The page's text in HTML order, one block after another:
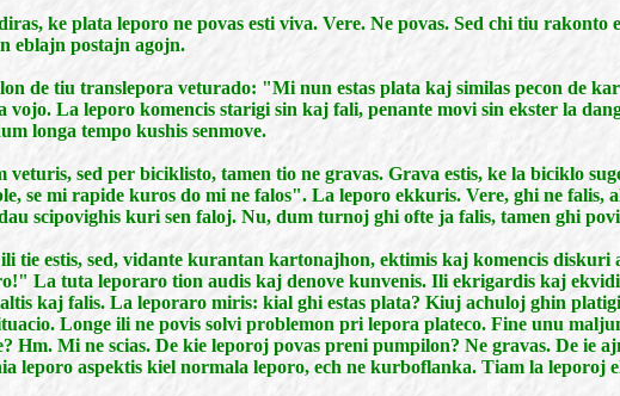
ke plata leporo ne povas esti viva. Vere. Ne povas. Sed chi tiu rakonto
eblajn postajn agojn.
de tiu translepora veturado: "Mi nun estas plata kaj similas pecon de
La leporo komencis starigi sin kaj fali, penante movi sin ekster la
longa tempo kushis senmove.
sed per biciklisto, tamen tio ne gravas. Grava estis, ke la biciklo
se mi rapide kuros do mi ne falos". La leporo ekkuris. Vere, ghi ne falis,
scipovighis kuri sen faloj. Nu, dum turnoj ghi ofte ja falis, tamen ghi
tie estis, sed, vidante kurantan kartonajhon, ektimis kaj komencis
La tuta leporaro tion audis kaj denove kunvenis. Ili ekrigardis kaj
kaj falis. La leporaro miris: kial ghi estas plata? Kiuj achuloj ghin
Longe ili ne povis solvi problemon pri lepora plateco. Fine unu
Mi ne scias. De kie leporoj povas preni pumpilon? Ne gravas. De ie
aspektis kiel normala leporo, ech ne kurboflanka. Tiam la leporoj